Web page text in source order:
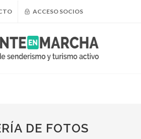
ACCESO SOCIOS
DE FOTOS